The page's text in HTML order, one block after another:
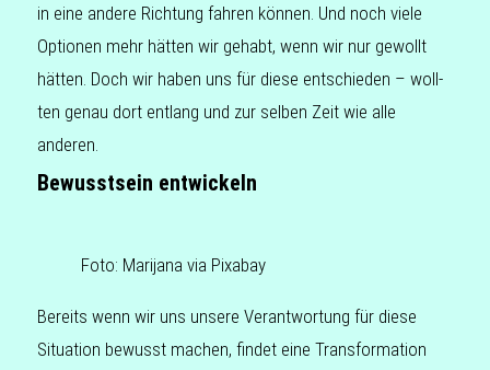
in eine andere Rich­tung fahren können. Und noch viele
Optio­nen mehr hätten wir gehabt, wenn wir nur gewollt
hätten. Doch wir haben uns für diese ent­schie­den – woll­
ten genau dort ent­lang und zur selben Zeit wie alle
anderen.
Bewusstsein entwickeln
Foto: Mari­ja­na via Pixabay
Bereits wenn wir uns unsere Ver­ant­wor­tung für diese
Situa­ti­on bewusst machen, findet eine Trans­for­ma­ti­on